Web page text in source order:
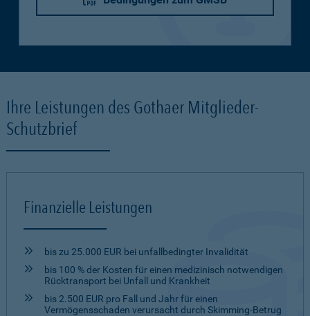
Ihre Leistungen des Gothaer Mitglieder-
Schutzbrief
Finanzielle Leistungen
bis zu 25.000 EUR bei unfallbedingter Invalidität
bis 100 % der Kosten für einen medizinisch notwendigen
Rücktransport bei Unfall und Krankheit
bis 2.500 EUR pro Fall und Jahr für einen
Vermögensschaden verursacht durch Skimming-Betrug